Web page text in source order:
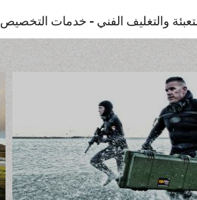
والتغليف الفني - خدمات التخصيص